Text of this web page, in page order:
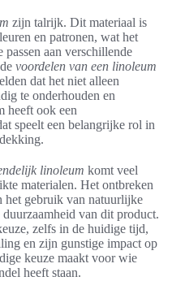
zijn talrijk. Dit materiaal is
en patronen, wat het
passen aan verschillende
voordelen van een linoleum
dat het niet alleen
te onderhouden en
heeft ook een
speelt een belangrijke rol in
linoleum komt veel
materialen. Het ontbreken
het gebruik van natuurlijke
van dit product.
zelfs in de huidige tijd,
en zijn gunstige impact op
keuze maakt voor wie
heeft staan.